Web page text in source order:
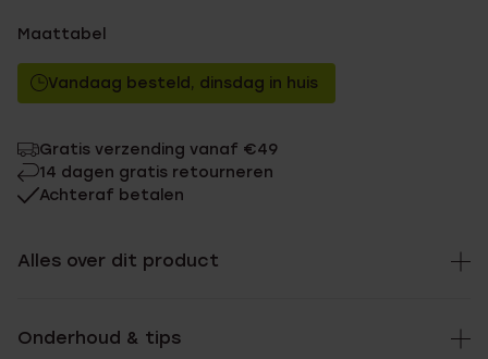
Maattabel
Vandaag besteld, dinsdag in huis
Gratis verzending vanaf €49
14 dagen gratis retourneren
Achteraf betalen
Alles over dit product
Onderhoud & tips